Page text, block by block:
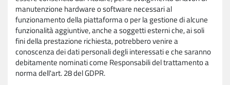
manutenzione hardware o software necessari al
funzionamento della piattaforma o per la gestione di alcune
funzionalità aggiuntive, anche a soggetti esterni che, ai soli
fini della prestazione richiesta, potrebbero venire a
conoscenza dei dati personali degli interessati e che saranno
debitamente nominati come Responsabili del trattamento a
norma dell'art. 28 del GDPR.